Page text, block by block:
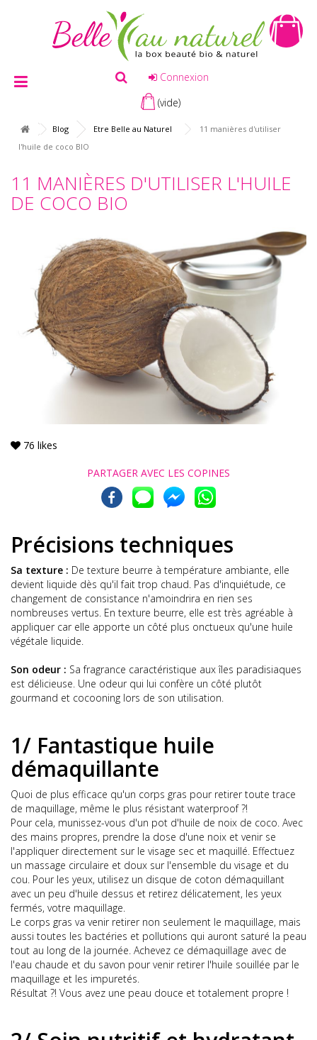
Connexion
(vide)
Blog Etre Belle au Naturel
11 manières d'utiliser
l'huile de coco BIO
11 MANIÈRES D'UTILISER L'HUILE
DE COCO BIO
76 likes
PARTAGER AVEC LES COPINES
Précisions techniques
Sa texture : De texture beurre à température ambiante, elle
devient liquide dès qu'il fait trop chaud. Pas d'inquiétude, ce
changement de consistance n'amoindrira en rien ses
nombreuses vertus. En texture beurre, elle est très agréable à
appliquer car elle apporte un côté plus onctueux qu'une huile
végétale liquide.
Son odeur : Sa fragrance caractéristique aux îles paradisiaques
est délicieuse. Une odeur qui lui confère un côté plutôt
gourmand et cocooning lors de son utilisation.
1/ Fantastique huile
démaquillante
Quoi de plus efficace qu'un corps gras pour retirer toute trace
de maquillage, même le plus résistant waterproof ?!
Pour cela, munissez-vous d'un pot d'huile de noix de coco. Avec
des mains propres, prendre la dose d'une noix et venir se
l'appliquer directement sur le visage sec et maquillé. Effectuez
un massage circulaire et doux sur l'ensemble du visage et du
cou. Pour les yeux, utilisez un disque de coton démaquillant
avec un peu d'huile dessus et retirez délicatement, les yeux
fermés, votre maquillage.
Le corps gras va venir retirer non seulement le maquillage, mais
aussi toutes les bactéries et pollutions qui auront saturé la peau
tout au long de la journée. Achevez ce démaquillage avec de
l'eau chaude et du savon pour venir retirer l'huile souillée par le
maquillage et les impuretés.
Résultat ?! Vous avez une peau douce et totalement propre !